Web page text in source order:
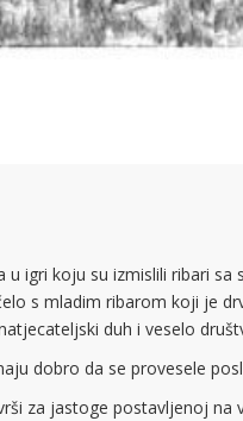
igri koju su izmislili ribari sa
s mladim ribarom koji je
duh i veselo
dobro da se provesele
za jastoge postavljenoj na